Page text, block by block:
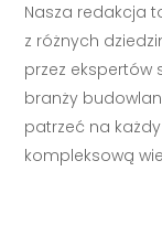
Nasza redakcja
z różnych
przez ekspertów
branży
patrzeć na
kompleksową